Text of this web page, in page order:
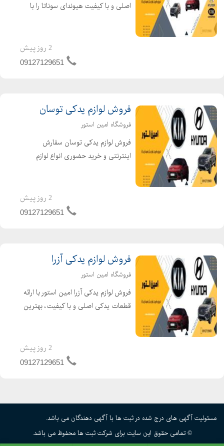
اصلی و با کیفیت هیوندای سوناتا را با
شماست برای خرید لوازم موتوری،
سیستم تعلیق و لوازم جانبی، ا...
2 روز پیش
09127129651
فروش لوازم یدکی توسان
فروشگاه امین استور
فروش لوازم یدکی توسان سفارش
اینترنتی و خرید حضوری انواع لوازم
استور. اگر به دنبال قطعات یدکی اصلی
برای هیوندای توسان خود هستید، فرص...
2 روز پیش
09127129651
فروش لوازم یدکی آزرا
فروشگاه امین استور
فروش لوازم یدکی آزرا امین استور با ارائه
قطعات یدکی اصلی و با کیفیت، بهترین
یدکی اصل و با کیفیت هستید، مرکز
2 روز پیش
09127129651
مسئولیت آگهی های درج شده در ثبت ها با آگهی دهندگان می باشد.
© تمامی حقوق این سایت برای شرکت ثبت ها محفوظ می باشد.